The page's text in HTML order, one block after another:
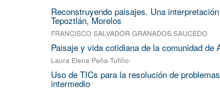
Reconstruyendo paisajes. Una
Tepoztlán, Morelos
FRANCISCO SALVADOR GRANADOS SAUCEDO
Paisaje y vida cotidiana de la comunidad de
Laura Elena Peña Tufiño
Uso de TICs para la resolución de
intermedio